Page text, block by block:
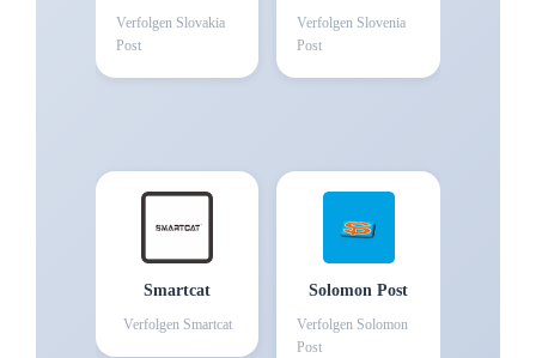
Verfolgen Slovakia
Post
Verfolgen Slovenia
Post
Smartcat
Verfolgen Smartcat
Solomon Post
Verfolgen Solomon
Post